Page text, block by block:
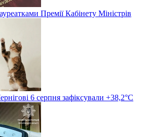
Премії Кабінету Міністрів
6 серпня зафіксували +38,2°С